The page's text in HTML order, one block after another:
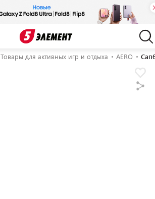
Товары для активных игр и отдыха AERO